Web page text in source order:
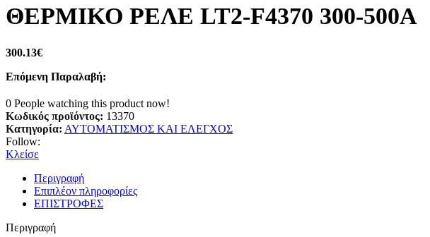
ΘΕΡΜΙΚΟ ΡΕΛΕ LT2-F4370 300-500A
300.13€
Επόμενη Παραλαβή:
0 People watching this product now!
Κωδικός προϊόντος: 13370
Κατηγορία: ΑΥΤΟΜΑΤΙΣΜΟΣ ΚΑΙ ΕΛΕΓΧΟΣ
Follow:
Κλείσε
Περιγραφή
Επιπλέον πληροφορίες
ΕΠΙΣΤΡΟΦΕΣ
Περιγραφή